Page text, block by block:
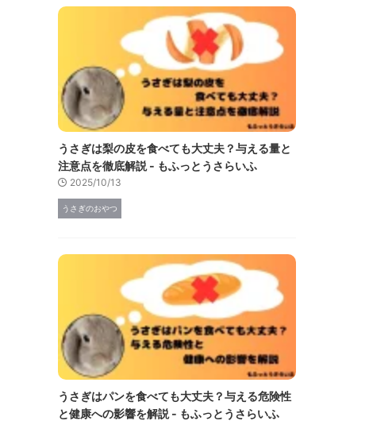
うさぎは梨の皮を食べても大丈夫？与える量と
注意点を徹底解説 - もふっとうさらいふ
2025/10/13
うさぎのおやつ
うさぎはパンを食べても大丈夫？与える危険性
と健康への影響を解説 - もふっとうさらいふ